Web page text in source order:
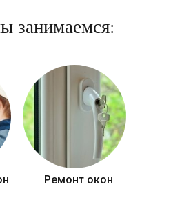
занимаемся:
Ремонт окон